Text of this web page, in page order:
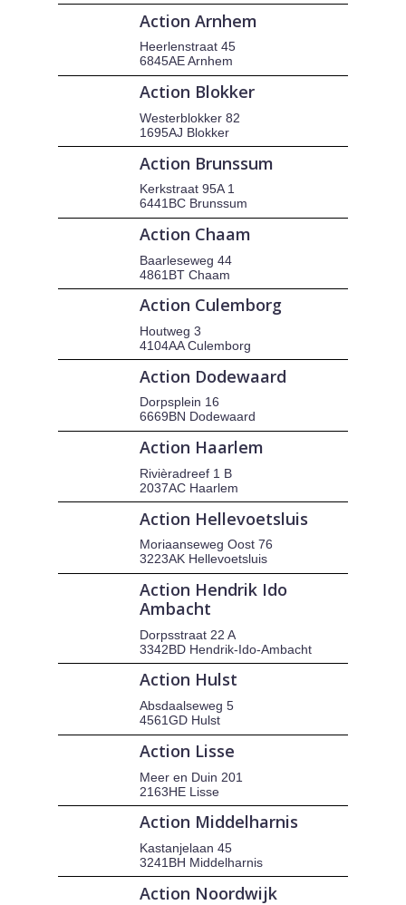
Action Arnhem
Heerlenstraat 45
6845AE Arnhem
Action Blokker
Westerblokker 82
1695AJ Blokker
Action Brunssum
Kerkstraat 95A 1
6441BC Brunssum
Action Chaam
Baarleseweg 44
4861BT Chaam
Action Culemborg
Houtweg 3
4104AA Culemborg
Action Dodewaard
Dorpsplein 16
6669BN Dodewaard
Action Haarlem
Rivièradreef 1 B
2037AC Haarlem
Action Hellevoetsluis
Moriaanseweg Oost 76
3223AK Hellevoetsluis
Action Hendrik Ido
Ambacht
Dorpsstraat 22 A
3342BD Hendrik-Ido-Ambacht
Action Hulst
Absdaalseweg 5
4561GD Hulst
Action Lisse
Meer en Duin 201
2163HE Lisse
Action Middelharnis
Kastanjelaan 45
3241BH Middelharnis
Action Noordwijk